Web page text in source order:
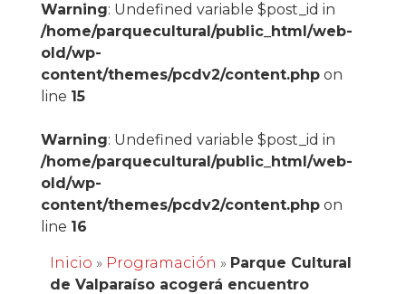
Warning: Undefined variable $post_id in
/home/parquecultural/public_html/web-
old/wp-
content/themes/pcdv2/content.phpon
line 15
Warning: Undefined variable $post_id in
/home/parquecultural/public_html/web-
old/wp-
content/themes/pcdv2/content.phpon
line 16
Inicio » Programación » Parque Cultural
de Valparaíso acogerá encuentro